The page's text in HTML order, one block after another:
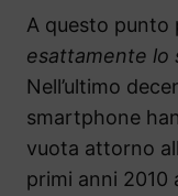
A questo punto
esattamente lo
Nell’ultimo
smartphone
vuota attorno
primi anni 2010